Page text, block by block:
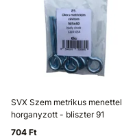
SVX Szem metrikus menettel
horganyzott - bliszter 91
704 Ft